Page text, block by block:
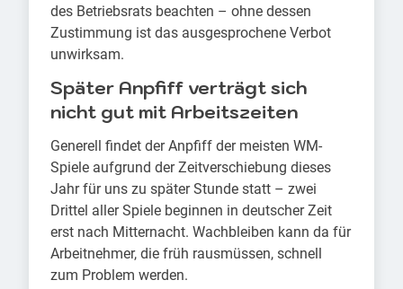
des Betriebsrats beachten – ohne dessen
Zustimmung ist das ausgesprochene Verbot
unwirksam.
Später Anpfiff verträgt sich
nicht gut mit Arbeitszeiten
Generell findet der Anpfiff der meisten WM-
Spiele aufgrund der Zeitverschiebung dieses
Jahr für uns zu später Stunde statt – zwei
Drittel aller Spiele beginnen in deutscher Zeit
erst nach Mitternacht. Wachbleiben kann da für
Arbeitnehmer, die früh rausmüssen, schnell
zum Problem werden.